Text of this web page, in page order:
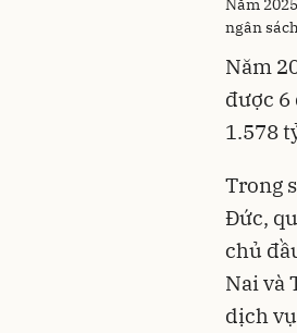
Năm
ngân
Năm
được 6
1.578
Trong
Đức,
chủ
Nai và
dịch